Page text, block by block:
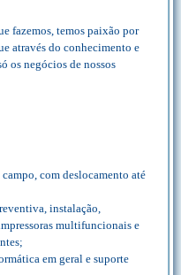
fazemos, temos paixão por
através do conhecimento e
os negócios de nossos
com deslocamento até
instalação,
multifuncionais e
em geral e suporte